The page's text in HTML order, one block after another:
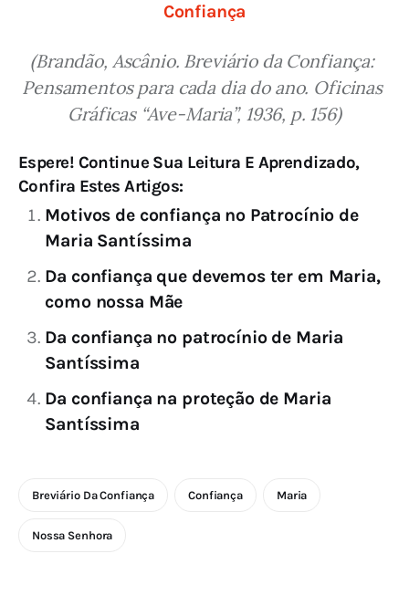
Confiança
(Brandão, Ascânio. Breviário da Confiança:
Pensamentos para cada dia do ano. Oficinas
Gráficas “Ave-Maria”, 1936, p. 156)
Espere! Continue Sua Leitura E Aprendizado,
Confira Estes Artigos:
Motivos de confiança no Patrocínio de
Maria Santíssima
Da confiança que devemos ter em Maria,
como nossa Mãe
Da confiança no patrocínio de Maria
Santíssima
Da confiança na proteção de Maria
Santíssima
Breviário Da Confiança Confiança Maria
Nossa Senhora